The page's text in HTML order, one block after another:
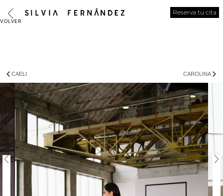
Reserva tu cita
CAELI CAROLINA